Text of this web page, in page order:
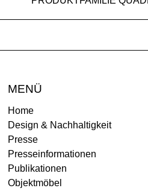
MENÜ
Home
Design & Nachhaltigkeit
Presse
Presseinformationen
Publikationen
Objektmöbel